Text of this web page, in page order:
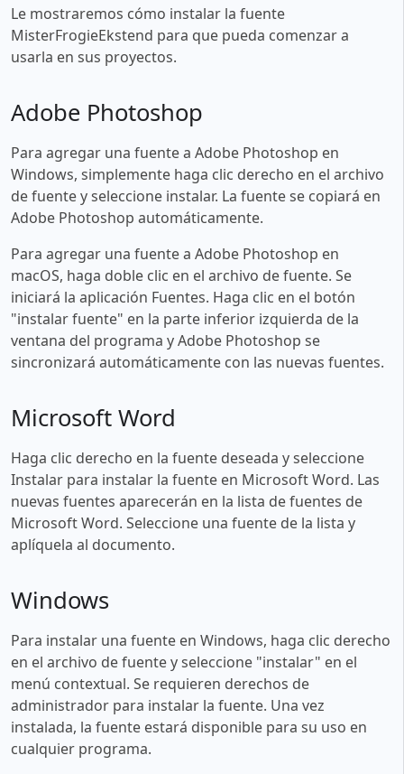
Le mostraremos cómo instalar la fuente
MisterFrogieEkstend para que pueda comenzar a
usarla en sus proyectos.
Adobe Photoshop
Para agregar una fuente a Adobe Photoshop en
Windows, simplemente haga clic derecho en el archivo
de fuente y seleccione instalar. La fuente se copiará en
Adobe Photoshop automáticamente.
Para agregar una fuente a Adobe Photoshop en
macOS, haga doble clic en el archivo de fuente. Se
iniciará la aplicación Fuentes. Haga clic en el botón
"instalar fuente" en la parte inferior izquierda de la
ventana del programa y Adobe Photoshop se
sincronizará automáticamente con las nuevas fuentes.
Microsoft Word
Haga clic derecho en la fuente deseada y seleccione
Instalar para instalar la fuente en Microsoft Word. Las
nuevas fuentes aparecerán en la lista de fuentes de
Microsoft Word. Seleccione una fuente de la lista y
aplíquela al documento.
Windows
Para instalar una fuente en Windows, haga clic derecho
en el archivo de fuente y seleccione "instalar" en el
menú contextual. Se requieren derechos de
administrador para instalar la fuente. Una vez
instalada, la fuente estará disponible para su uso en
cualquier programa.